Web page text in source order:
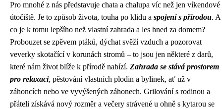
Pro mnohé z nás představuje chata a chalupa víc než jen víkendové
útočiště. Je to způsob života, touha po klidu a spojení s přírodou. A
co je k tomu lepšího než vlastní zahrada a les hned za domem?
Probouzet se zpěvem ptáků, dýchat svěží vzduch a pozorovat
veverky skotačící v korunách stromů – to jsou jen některé z darů,
které nám život blíže k přírodě nabízí. Zahrada se stává prostorem
pro relaxaci, pěstování vlastních plodin a bylinek, ať už v
záhoncích nebo ve vyvýšených záhonech. Grilování s rodinou a
přáteli získává nový rozměr a večery strávené u ohně s kytarou se